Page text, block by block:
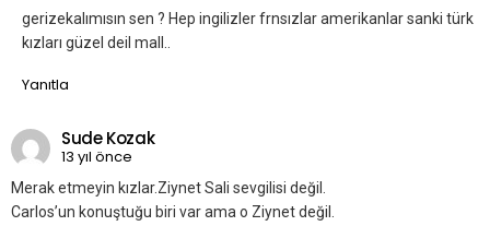
gerizekalımısın sen ? Hep ingilizler frnsızlar amerikanlar sanki türk
kızları güzel deil mall..
Yanıtla
Sude Kozak
13 yıl önce
Merak etmeyin kızlar.Ziynet Sali sevgilisi değil.
Carlos’un konuştuğu biri var ama o Ziynet değil.